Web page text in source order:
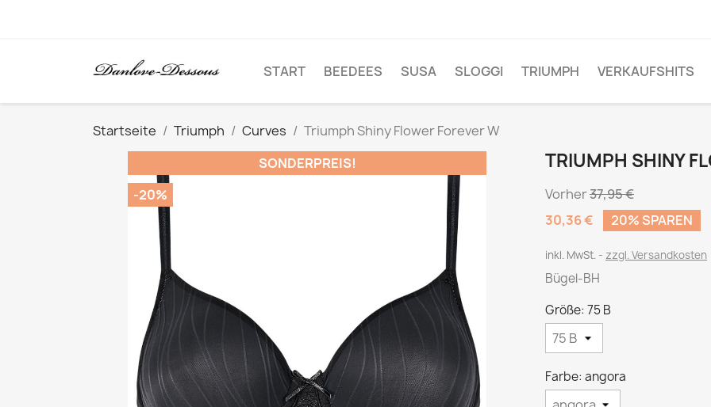
START BEEDEES SUSA SLOGGI TRIUMPH VERKAUFSHITS
Startseite Triumph Curves
Triumph Shiny Flower Forever W
SONDERPREIS!
-20%
TRIUMPH SHINY
Vorher37,95 €
30,36 €
20% SPAREN
inkl. MwSt. zzgl. Versandkosten
Bügel-BH
Größe: 75 B
Farbe: angora